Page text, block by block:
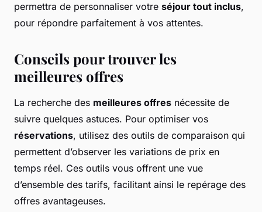
permettra de personnaliser votre séjour tout inclus,
pour répondre parfaitement à vos attentes.
Conseils pour trouver les
meilleures offres
La recherche des meilleures offres nécessite de
suivre quelques astuces. Pour optimiser vos
réservations, utilisez des outils de comparaison qui
permettent d’observer les variations de prix en
temps réel. Ces outils vous offrent une vue
d’ensemble des tarifs, facilitant ainsi le repérage des
offres avantageuses.